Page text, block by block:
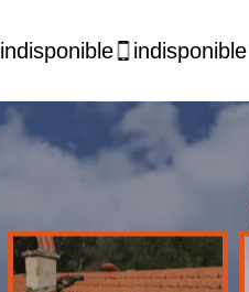
indisponible indisponible